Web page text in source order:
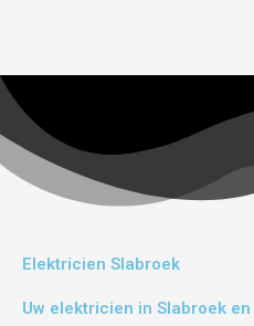
Elektricien Slabroek
Uw elektricien in Slabroek en